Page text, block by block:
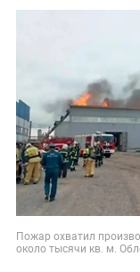
Пожар охватил
около тысячи кв. м.